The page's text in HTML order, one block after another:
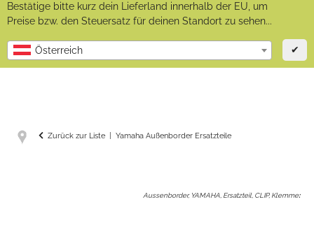
Bestätige bitte kurz dein Lieferland innerhalb der EU, um
Preise bzw. den Steuersatz für deinen Standort zu sehen...
Österreich ✔
Zurück zur Liste Yamaha Außenborder Ersatzteile
Aussenborder, YAMAHA, Ersatzteil, CLIP, Klemme: